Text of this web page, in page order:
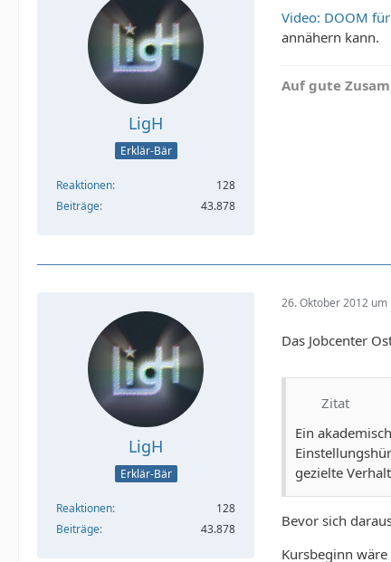
LigH
Erklär-Bär
Reaktionen
128
Beiträge
43.878
Video: DOOM
annähern kann.
Auf gute
LigH
Erklär-Bär
Reaktionen
128
Beiträge
43.878
26. Oktober 2012 um
Das Jobcenter
Zitat
Ein
gezielte
Bevor sich
Kursbeginn